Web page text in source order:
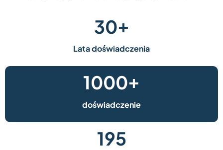
30+
Lata doświadczenia
1000+
doświadczenie
195